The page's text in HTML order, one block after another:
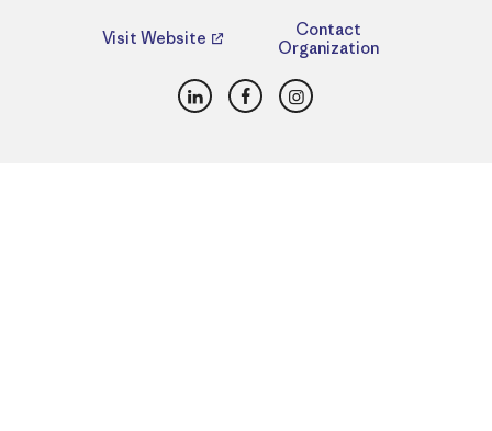
Visit Website
Contact
Organization
LinkedInFacebookInstagram